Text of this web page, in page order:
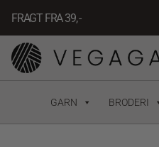
indholdet
FRAGT FRA 39, -
GARN BRODERI